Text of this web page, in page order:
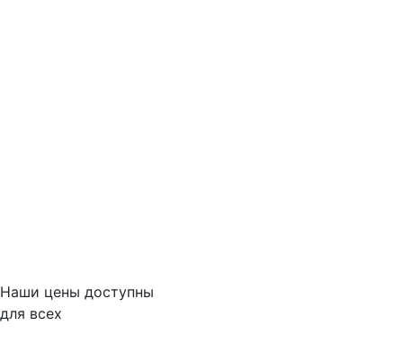
Наши цены доступны
для всех